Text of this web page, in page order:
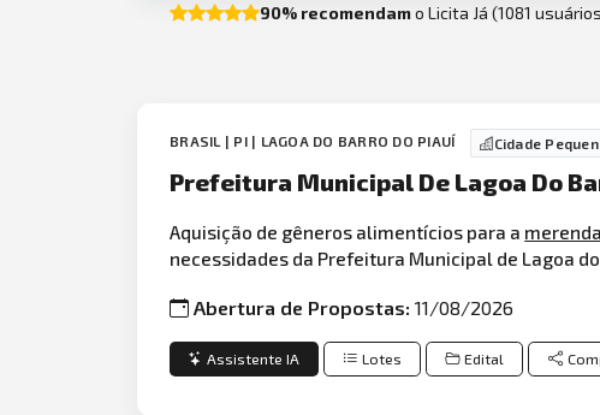
90% recomendamo Licita Já (1081
BRASIL | PI | LAGOA DO BARRO DO PIAUÍ Cidade
Prefeitura Municipal De Lagoa Do
Aquisição de gêneros alimentícios para a merenda
necessidades da Prefeitura Municipal de Lagoa do
Abertura de Propostas:11/08/2026
Assistente IA Lotes Edital